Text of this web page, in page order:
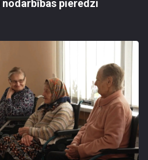
pieredzi